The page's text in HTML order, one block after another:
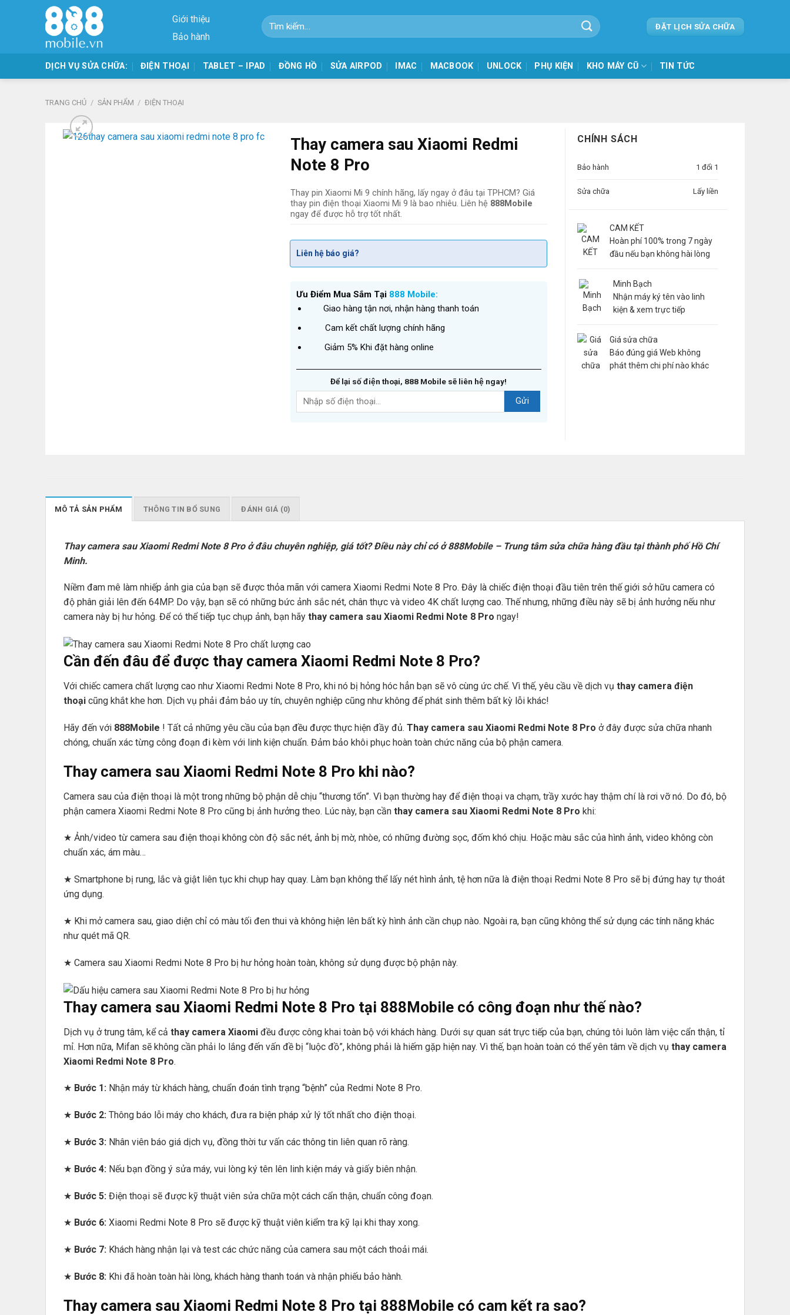
Giới thiệu
Bảo hành
Tìm
kiếm:
ĐẶT LỊCH SỬA CHỮA
DỊCH VỤ SỬA CHỮA: ĐIỆN THOẠI TABLET – IPAD ĐỒNG HỒ SỬA AIRPOD IMAC MACBOOK UNLOCK PHỤ KIỆN KHO MÁY CŨ TIN TỨC
TRANG CHỦ / SẢN PHẨM / ĐIỆN THOẠI
Thay camera sau Xiaomi Redmi
Note 8 Pro
Thay pin Xiaomi Mi 9 chính hãng, lấy ngay ở đâu tại TPHCM? Giá
thay pin điện thoại Xiaomi Mi 9 là bao nhiêu. Liên hệ 888Mobile
ngay để được hỗ trợ tốt nhất.
Liên hệ báo giá?
Ưu Điểm Mua Sắm Tại 888 Mobile:
Giao hàng tận nơi, nhận hàng thanh toán
Cam kết chất lượng chính hãng
Giảm 5% Khi đặt hàng online
Để lại số điện thoại, 888 Mobile sẽ liên hệ ngay!
CHÍNH SÁCH
Bảo hành 1 đổi 1
Sửa chữa Lấy liền
CAM KẾT
Hoàn phí 100% trong 7 ngày
đầu nếu bạn không hài lòng
Minh Bạch
Nhận máy ký tên vào linh
kiện & xem trực tiếp
Giá sửa chữa
Báo đúng giá Web không
phát thêm chi phí nào khác
MÔ TẢ SẢN PHẨM THÔNG TIN BỔ SUNG ĐÁNH GIÁ (0)
Thay camera sau Xiaomi Redmi Note 8 Pro ở đâu chuyên nghiệp, giá tốt? Điều này chỉ có ở 888Mobile – Trung tâm sửa chữa hàng đầu tại thành phố Hồ Chí
Minh.
Niềm đam mê làm nhiếp ảnh gia của bạn sẽ được thỏa mãn với camera Xiaomi Redmi Note 8 Pro. Đây là chiếc điện thoại đầu tiên trên thế giới sở hữu camera có
độ phân giải lên đến 64MP. Do vậy, bạn sẽ có những bức ảnh sắc nét, chân thực và video 4K chất lượng cao. Thế nhưng, những điều này sẽ bị ảnh hưởng nếu như
camera này bị hư hỏng. Để có thể tiếp tục chụp ảnh, bạn hãy thay camera sau Xiaomi Redmi Note 8 Pro ngay!
Cần đến đâu để được thay camera Xiaomi Redmi Note 8 Pro?
Với chiếc camera chất lượng cao như Xiaomi Redmi Note 8 Pro, khi nó bị hỏng hóc hẳn bạn sẽ vô cùng ức chế. Vì thế, yêu cầu về dịch vụ thay camera điện
thoại cũng khắt khe hơn. Dịch vụ phải đảm bảo uy tín, chuyên nghiệp cũng như không để phát sinh thêm bất kỳ lỗi khác!
Hãy đến với 888Mobile ! Tất cả những yêu cầu của bạn đều được thực hiện đầy đủ. Thay camera sau Xiaomi Redmi Note 8 Pro ở đây được sửa chữa nhanh
chóng, chuẩn xác từng công đoạn đi kèm với linh kiện chuẩn. Đảm bảo khôi phục hoàn toàn chức năng của bộ phận camera.
Thay camera sau Xiaomi Redmi Note 8 Pro khi nào?
Camera sau của điện thoại là một trong những bộ phận dễ chịu “thương tổn”. Vì bạn thường hay để điện thoại va chạm, trầy xước hay thậm chí là rơi vỡ nó. Do đó, bộ
phận camera Xiaomi Redmi Note 8 Pro cũng bị ảnh hưởng theo. Lúc này, bạn cần thay camera sau Xiaomi Redmi Note 8 Pro khi:
★ Ảnh/video từ camera sau điện thoại không còn độ sắc nét, ảnh bị mờ, nhòe, có những đường sọc, đốm khó chịu. Hoặc màu sắc của hình ảnh, video không còn
chuẩn xác, ám màu…
★ Smartphone bị rung, lắc và giật liên tục khi chụp hay quay. Làm bạn không thể lấy nét hình ảnh, tệ hơn nữa là điện thoại Redmi Note 8 Pro sẽ bị đứng hay tự thoát
ứng dụng.
★ Khi mở camera sau, giao diện chỉ có màu tối đen thui và không hiện lên bất kỳ hình ảnh cần chụp nào. Ngoài ra, bạn cũng không thể sử dụng các tính năng khác
như quét mã QR.
★ Camera sau Xiaomi Redmi Note 8 Pro bị hư hỏng hoàn toàn, không sử dụng được bộ phận này.
Thay camera sau Xiaomi Redmi Note 8 Pro tại 888Mobile có công đoạn như thế nào?
Dịch vụ ở trung tâm, kể cả thay camera Xiaomi đều được công khai toàn bộ với khách hàng. Dưới sự quan sát trực tiếp của bạn, chúng tôi luôn làm việc cẩn thận, tỉ
mỉ. Hơn nữa, Mifan sẽ không cần phải lo lắng đến vấn đề bị “luộc đồ”, không phải là hiếm gặp hiện nay. Vì thế, bạn hoàn toàn có thể yên tâm về dịch vụ thay camera
Xiaomi Redmi Note 8 Pro.
★ Bước 1: Nhận máy từ khách hàng, chuẩn đoán tình trạng “bệnh” của Redmi Note 8 Pro.
★ Bước 2: Thông báo lỗi máy cho khách, đưa ra biện pháp xử lý tốt nhất cho điện thoại.
★ Bước 3: Nhân viên báo giá dịch vụ, đồng thời tư vấn các thông tin liên quan rõ ràng.
★ Bước 4: Nếu bạn đồng ý sửa máy, vui lòng ký tên lên linh kiện máy và giấy biên nhận.
★ Bước 5: Điện thoại sẽ được kỹ thuật viên sửa chữa một cách cẩn thận, chuẩn công đoạn.
★ Bước 6: Xiaomi Redmi Note 8 Pro sẽ được kỹ thuật viên kiểm tra kỹ lại khi thay xong.
★ Bước 7: Khách hàng nhận lại và test các chức năng của camera sau một cách thoải mái.
★ Bước 8: Khi đã hoàn toàn hài lòng, khách hàng thanh toán và nhận phiếu bảo hành.
Thay camera sau Xiaomi Redmi Note 8 Pro tại 888Mobile có cam kết ra sao?